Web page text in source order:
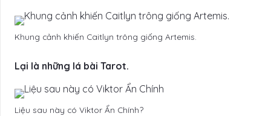
Khung cảnh khiến Caitlyn trông giống Artemis.
Lại là những lá bài Tarot.
Liệu sau này có Viktor Ẩn Chính?